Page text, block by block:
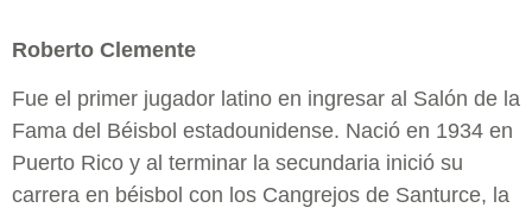
Roberto Clemente
Fue el primer jugador latino en ingresar al Salón de la
Fama del Béisbol estadounidense. Nació en 1934 en
Puerto Rico y al terminar la secundaria inició su
carrera en béisbol con los Cangrejos de Santurce, la